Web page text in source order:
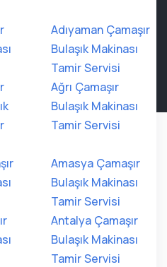
Adıyaman Çamaşır
Bulaşık Makinası
Tamir Servisi
Ağrı Çamaşır
Bulaşık Makinası
Tamir Servisi
Amasya Çamaşır
Bulaşık Makinası
Tamir Servisi
Antalya Çamaşır
Bulaşık Makinası
Tamir Servisi